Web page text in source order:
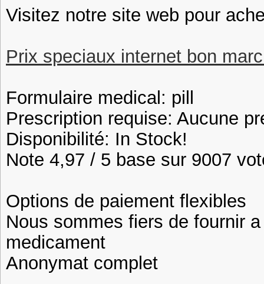
Visitez notre site web pour
Prix speciaux internet bon
Formulaire medical: pill
Prescription requise: Aucune
Disponibilité: In Stock!
Note 4,97 / 5 base sur 9007
Options de paiement flexibles
Nous sommes fiers de fournir
medicament
Anonymat complet